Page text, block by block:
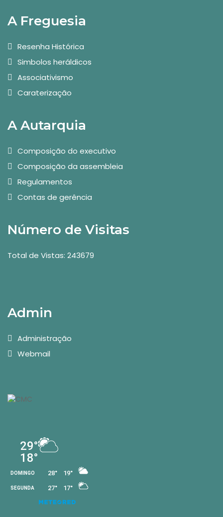
A Freguesia
Resenha Histórica
Simbolos heráldicos
Associativismo
Caraterização
A Autarquia
Composição do executivo
Composição da assembleia
Regulamentos
Contas de gerência
Número de Visitas
Total de Vistas: 243679
Admin
Administração
Webmail